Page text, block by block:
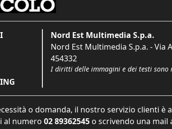
Nord Est Multimedia S.p.a.
Nord Est Multimedia S.p.a. - Via
454332
I diritti delle immagini e dei testi sono
o domanda, il nostro servizio clienti è
al numero 02 89362545 o scrivendo una mail